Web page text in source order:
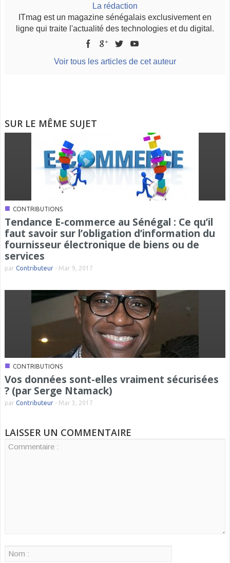
La rédaction
ITmag est un magazine sénégalais exclusivement en
ligne qui traite l'actualité des technologies et du digital.
Voir tous les articles de cet auteur
SUR LE MÊME SUJET
■ CONTRIBUTIONS
Tendance E-commerce au Sénégal : Ce qu’il
faut savoir sur l’obligation d’information du
fournisseur électronique de biens ou de
services
par Contributeur - Mar 9, 2017
■ CONTRIBUTIONS
Vos données sont-elles vraiment sécurisées
? (par Serge Ntamack)
par Contributeur - Mar 3, 2017
LAISSER UN COMMENTAIRE